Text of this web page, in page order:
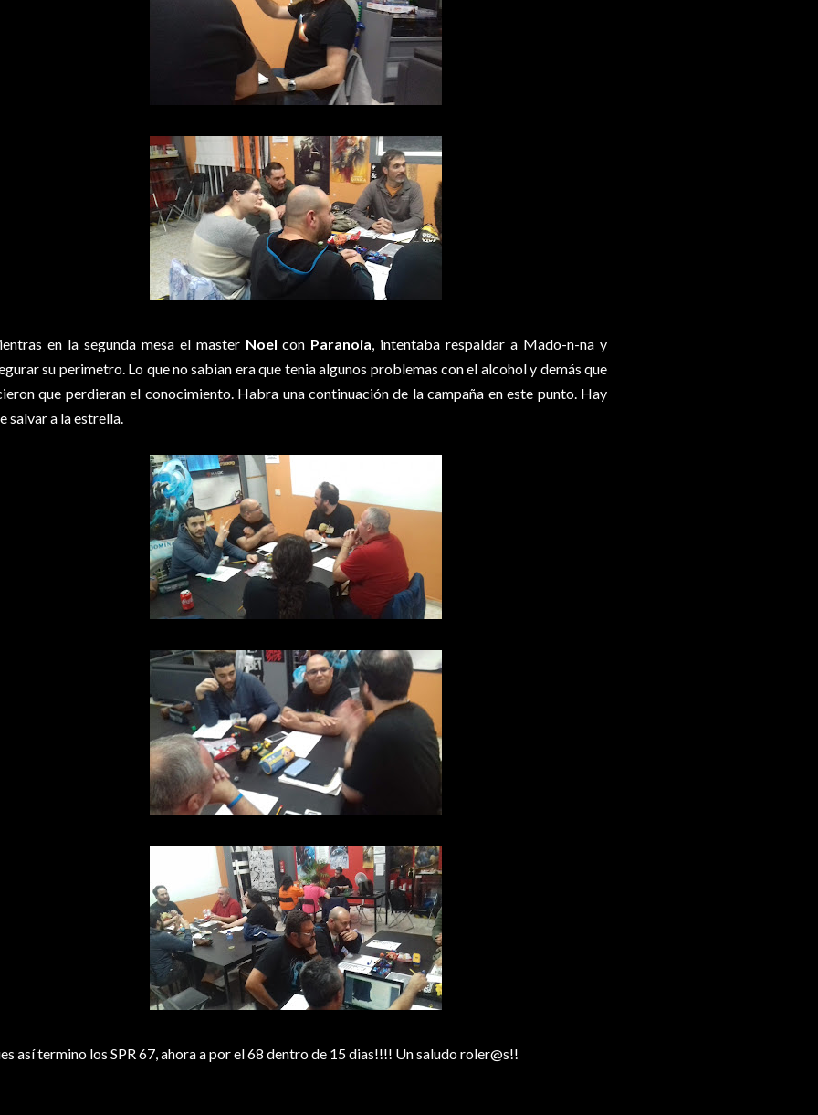
en la segunda mesa el master Noel con Paranoia, intentaba respaldar a Mado-n-na y
su perimetro. Lo que no sabian era que tenia algunos problemas con el alcohol y demás que
que perdieran el conocimiento. Habra una continuación de la campaña en este punto. Hay
salvar a la estrella.
así termino los SPR 67, ahora a por el 68 dentro de 15 dias!!!! Un saludo roler@s!!